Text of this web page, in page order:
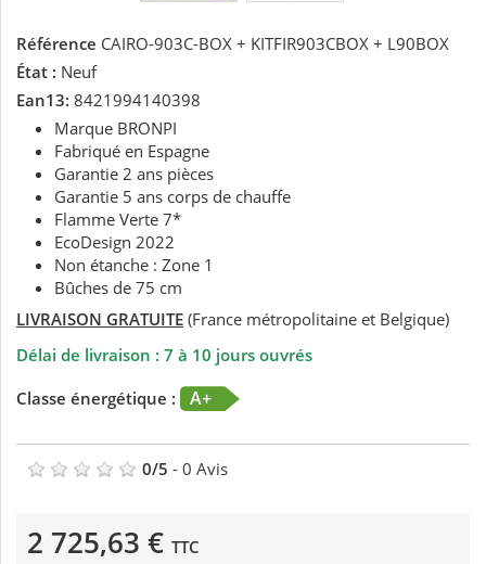
Référence CAIRO-903C-BOX + KITFIR903CBOX + L90BOX
État : Neuf
Ean13: 8421994140398
Marque BRONPI
Fabriqué en Espagne
Garantie 2 ans pièces
Garantie 5 ans corps de chauffe
Flamme Verte 7*
EcoDesign 2022
Non étanche : Zone 1
Bûches de 75 cm
LIVRAISON GRATUITE (France métropolitaine et Belgique)
Délai de livraison : 7 à 10 jours ouvrés
Classe énergétique :
A+
0/5 - 0 Avis
2 725,63 € TTC